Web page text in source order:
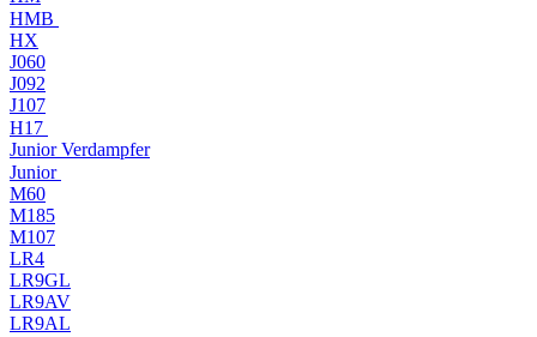
HMB
HX
J060
J092
J107
H17
Junior Verdampfer
Junior
M60
M185
M107
LR4
LR9GL
LR9AV
LR9AL